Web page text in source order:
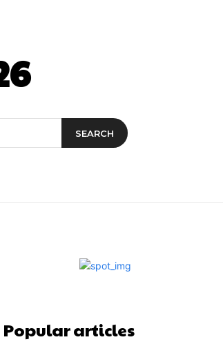
SEARCH
Popular articles